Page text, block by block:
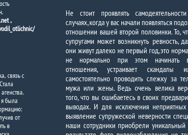
Не стоит проявлять
случаях, когда у вас начали появляться
отношении вашей второй половинки. То,
супругами может возникнуть ревность,
они живут далеко не первый год, это
не нормально при этом начинать
отношения, устраивает скандалы
самостоятельно проводить слежку за
мужа или жены. Ведь очень велика
того, что вы ошибаетесь в своих
выводах. И для исключения
выявление супружеской неверности
наши сотрудники приобрели
,
связь с
была
от
в